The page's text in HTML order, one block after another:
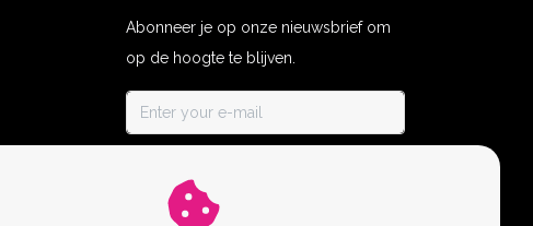
Abonneer je op onze nieuwsbrief om
op de hoogte te blijven.